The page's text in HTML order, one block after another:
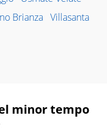
Brianza Villasanta
minor tempo